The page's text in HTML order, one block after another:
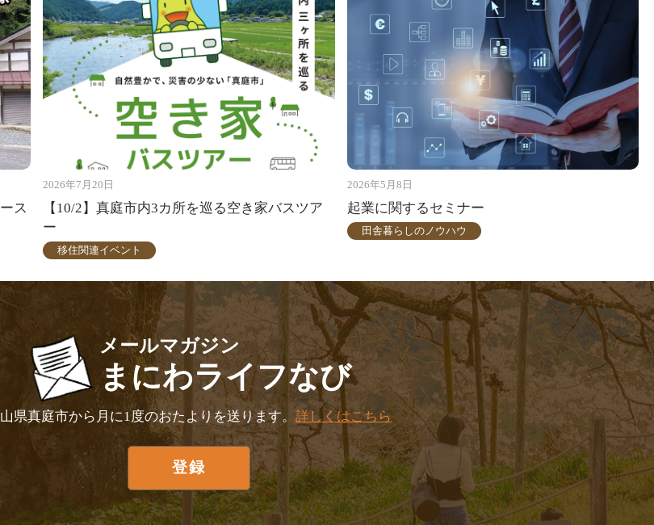
ス
2026年7月20日
【10/2】真庭市内3カ所を巡る空き家バスツア
ー
移住関連イベント
2026年5月8日
起業に関するセミナー
田舎暮らしのノウハウ
メールマガジン
まにわライフなび
県真庭市から月に1度のおたよりを送ります。 詳しくはこちら